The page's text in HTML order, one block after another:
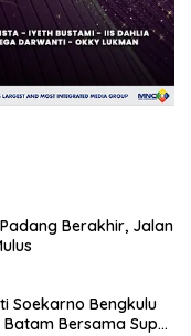
Berakhir, Jalan
Soekarno Bengkulu
Bersama Super